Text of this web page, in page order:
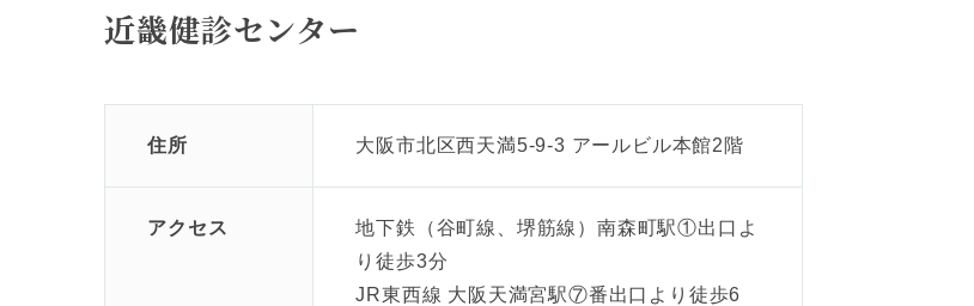
近畿健診センター
住所 大阪市北区西天満5-9-3 アールビル本館2階
アクセス
地下鉄（谷町線、堺筋線）南森町駅①出口よ
り徒歩3分
JR東西線 大阪天満宮駅⑦番出口より徒歩6